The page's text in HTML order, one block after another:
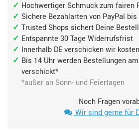
Hochwertiger Schmuck zum fairen
Sichere Bezahlarten von PayPal
Trusted Shops sichert Deine
Entspannte 30 Tage Widerrufsfrist
Innerhalb DE verschicken wir
Bis 14 Uhr werden Bestellungen
verschickt*
*außer an Sonn- und Feiertagen
Noch Fragen
Wir sind gerne für